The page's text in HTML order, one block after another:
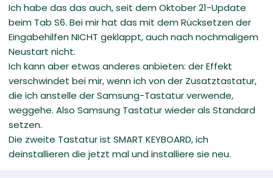
Ich habe das das auch, seit dem Oktober 21-Update
beim Tab S6. Bei mir hat das mit dem Rücksetzen der
Eingabehilfen NICHT geklappt, auch nach nochmaligem
Neustart nicht.
Ich kann aber etwas anderes anbieten: der Effekt
verschwindet bei mir, wenn ich von der Zusatztastatur,
die ich anstelle der Samsung-Tastatur verwende,
weggehe. Also Samsung Tastatur wieder als Standard
setzen.
Die zweite Tastatur ist SMART KEYBOARD, ich
deinstallieren die jetzt mal und installiere sie neu.